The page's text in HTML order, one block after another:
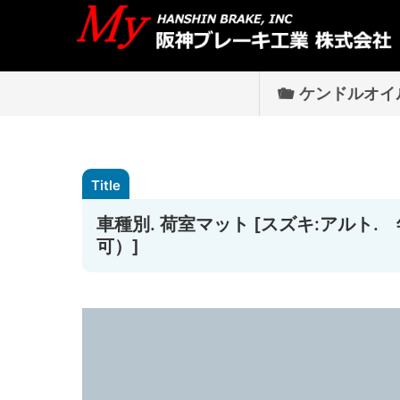
ケンドルオイ
車種別. 荷室マット [スズキ:アルト
可）]